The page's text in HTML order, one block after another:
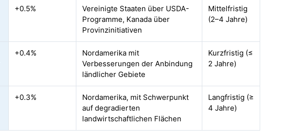
+0.5%
Vereinigte Staaten über USDA-
Programme, Kanada über
Provinzinitiativen
Mittelfristig
(2–4 Jahre)
+0.4%
Nordamerika mit
Verbesserungen der Anbindung
ländlicher Gebiete
Kurzfristig (≤
2 Jahre)
+0.3%
Nordamerika, mit Schwerpunkt
auf degradierten
landwirtschaftlichen Flächen
Langfristig (≥
4 Jahre)